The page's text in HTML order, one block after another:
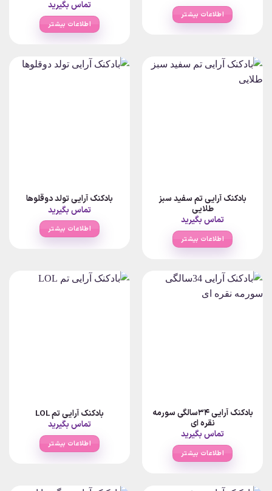
اطلاعات بیشتر
تماس بگیرید
اطلاعات بیشتر
بادکنک آرایی تم سفید سبز
طلایی
تماس بگیرید
اطلاعات بیشتر
بادکنک آرایی تولد دوقلوها
تماس بگیرید
اطلاعات بیشتر
بادکنک آرایی 34سالگی سورمه
نقره ای
تماس بگیرید
اطلاعات بیشتر
بادکنک آرایی تم LOL
تماس بگیرید
اطلاعات بیشتر